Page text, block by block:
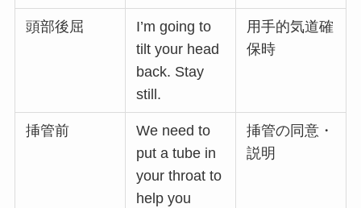
頭部後屈
I’m going to
tilt your head
back. Stay
still.
用手的気道確
保時
挿管前
We need to
put a tube in
your throat to
help you
挿管の同意・
説明